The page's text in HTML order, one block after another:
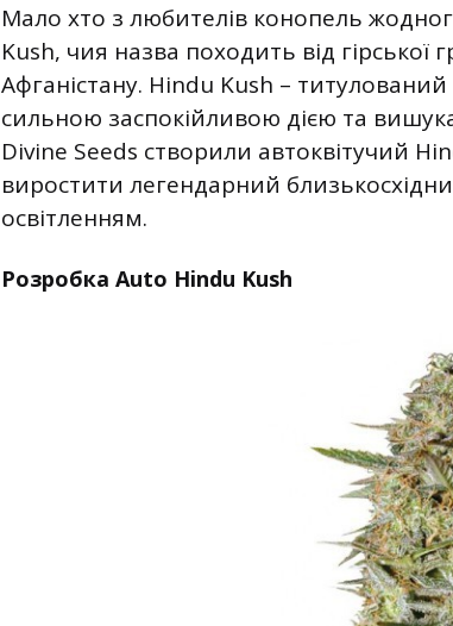
Мало хто з любителів конопель
Kush, чия назва походить від гірської
Афганістану. Hindu Kush –
сильною заспокійливою дією та
Divine Seeds створили автоквітучий
виростити легендарний
освітленням.
Розробка Auto Hindu Kush